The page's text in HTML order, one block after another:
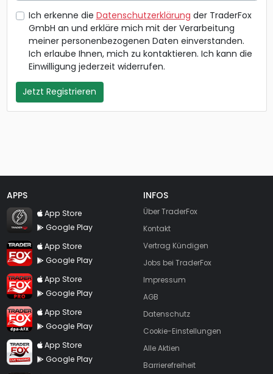
Ich erkenne die Datenschutzerklärung der TraderFox
GmbH an und erkläre mich mit der Verarbeitung
meiner personenbezogenen Daten einverstanden.
Ich erlaube Ihnen, mich zu kontaktieren. Ich kann die
Einwilligung jederzeit widerrufen.
Jetzt Registrieren
APPS
TraderFox Flash
App Store
Google Play
TraderFox App
App Store
Google Play
TraderFox Pro
App Store
Google Play
TraderFox dpa-AFX ProFeed
App Store
Google Play
TraderFox Live Trading
App Store
Google Play
INFOS
Über TraderFox
Kontakt
Vertrag Kündigen
Jobs bei TraderFox
Impressum
AGB
Datenschutz
Cookie-Einstellungen
Alle Aktien
Barrierefreiheit